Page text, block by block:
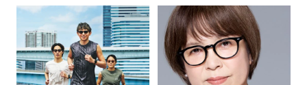
下を救う、脳のインナ
ーケアとは